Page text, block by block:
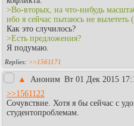
>Во-вторых, на что-нибудь
ибо я сейчас пытаюсь не
Как это случилось?
>Есть предложения?
Я подумаю.
>>1561171
▲ Аноним Вт 01 Дек 2015
>>1561122
Сочувствие. Хотя я бы сейчас с
студентопроблемам.